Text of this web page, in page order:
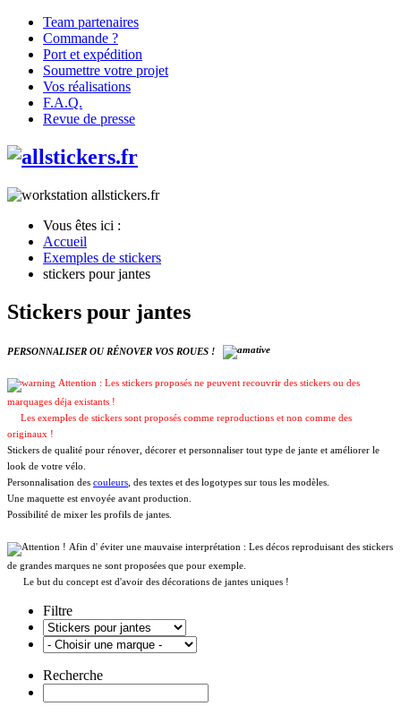
Team partenaires
Commande ?
Port et expédition
Soumettre votre projet
Vos réalisations
F.A.Q.
Revue de presse
Vous êtes ici :
Accueil
Exemples de stickers
stickers pour jantes
Stickers pour jantes
PERSONNALISER OU RÉNOVER VOS ROUES !
Attention : Les stickers proposés ne peuvent recouvrir des stickers ou des
marquages déja existants !
Les exemples de stickers sont proposés comme reproductions et non comme des
originaux !
Stickers de qualité pour rénover, décorer et personnaliser tout type de jante et améliorer le
look de votre vélo.
Personnalisation des couleurs , des textes et des logotypes sur tous les modèles.
Une maquette est envoyée avant production.
Possibilité de mixer les profils de jantes.
Afin d' éviter une mauvaise interprétation : Les décos reproduisant des stickers
de grandes marques ne sont proposées que pour exemple.
Le but du concept est d'avoir des décorations de jantes uniques !
Filtre
Recherche